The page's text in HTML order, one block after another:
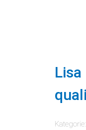
Kategorie: